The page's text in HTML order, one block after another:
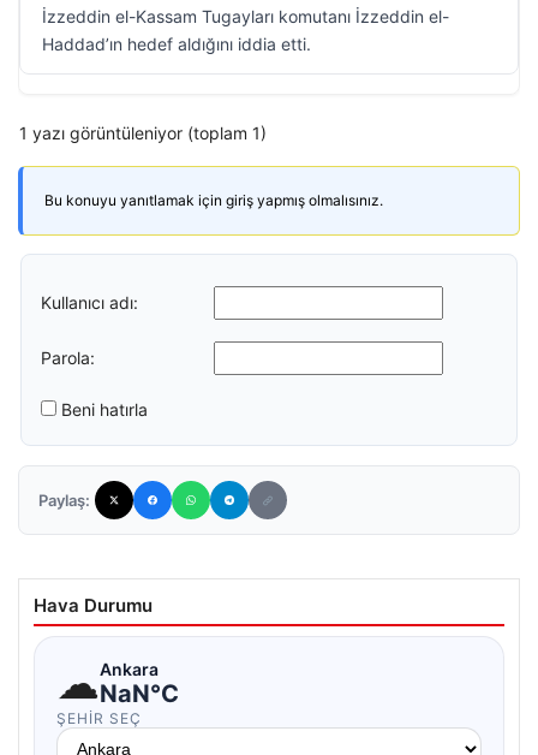
İzzeddin el-Kassam Tugayları komutanı İzzeddin el-
Haddad’ın hedef aldığını iddia etti.
1 yazı görüntüleniyor (toplam 1)
Bu konuyu yanıtlamak için giriş yapmış olmalısınız.
Kullanıcı adı:
Parola:
Beni hatırla
Paylaş:
Hava Durumu
☁Ankara
NaN°C
ŞEHIR SEÇ